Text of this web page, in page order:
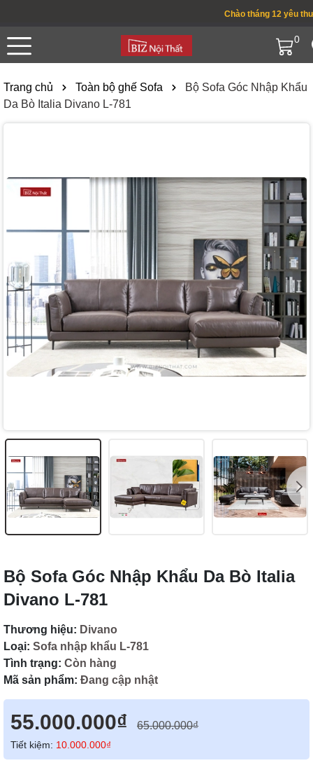
Chào tháng 12 yêu
0
Trang chủ Toàn bộ ghế Sofa
Bộ Sofa Góc Nhập Khẩu
Da Bò Italia Divano L-781
Bộ Sofa Góc Nhập Khẩu Da Bò Italia
Divano L-781
Thương hiệu: Divano
Loại: Sofa nhập khẩu L-781
Tình trạng: Còn hàng
Mã sản phẩm: Đang cập nhật
55.000.000₫ 65.000.000₫
Tiết kiệm: 10.000.000₫